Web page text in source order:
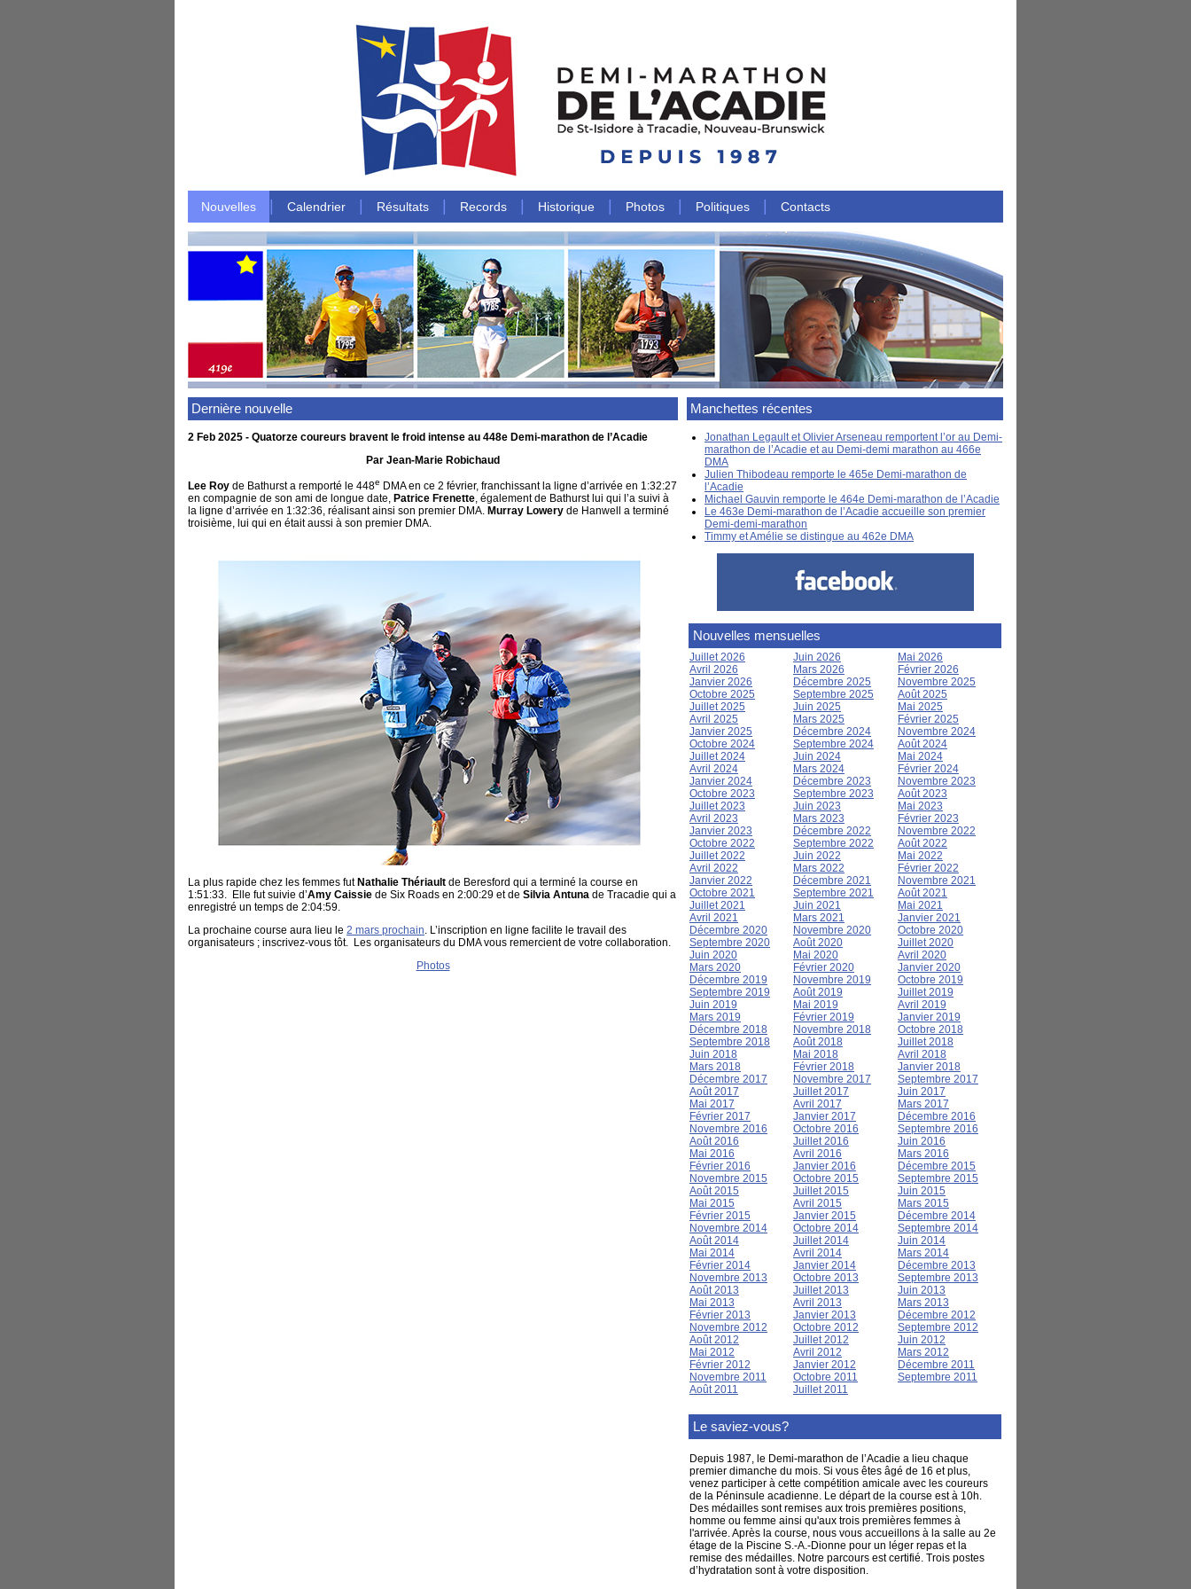
Nouvelles Calendrier Résultats Records Historique Photos Politiques Contacts
Dernière nouvelle Manchettes récentes
2 Feb 2025 - Quatorze coureurs bravent le froid intense au 448e Demi-marathon de l’Acadie
Par Jean-Marie Robichaud
Lee Roy de Bathurst a remporté le 448e DMA en ce 2 février, franchissant la ligne d’arrivée en 1:32:27
en compagnie de son ami de longue date, Patrice Frenette, également de Bathurst lui qui l’a suivi à
la ligne d’arrivée en 1:32:36, réalisant ainsi son premier DMA. Murray Lowery de Hanwell a terminé
troisième, lui qui en était aussi à son premier DMA.
La plus rapide chez les femmes fut Nathalie Thériault de Beresford qui a terminé la course en
1:51:33. Elle fut suivie d’Amy Caissie de Six Roads en 2:00:29 et de Silvia Antuna de Tracadie qui a
enregistré un temps de 2:04:59.
La prochaine course aura lieu le 2 mars prochain. L’inscription en ligne facilite le travail des
organisateurs ; inscrivez-vous tôt. Les organisateurs du DMA vous remercient de votre collaboration.
Photos
Jonathan Legault et Olivier Arseneau remportent l’or au Demi-
marathon de l’Acadie et au Demi-demi marathon au 466e
DMA
Julien Thibodeau remporte le 465e Demi-marathon de
l’Acadie
Michael Gauvin remporte le 464e Demi-marathon de l’Acadie
Le 463e Demi-marathon de l’Acadie accueille son premier
Demi-demi-marathon
Timmy et Amélie se distingue au 462e DMA
Nouvelles mensuelles
Juillet 2026 Juin 2026
Mai 2026
Avril 2026
Mars 2026
Février 2026
Janvier 2026
Décembre 2025
Novembre 2025
Octobre 2025
Septembre 2025
Août 2025
Juillet 2025
Juin 2025
Mai 2025
Avril 2025
Mars 2025
Février 2025
Janvier 2025
Décembre 2024
Novembre 2024
Octobre 2024
Septembre 2024
Août 2024
Juillet 2024
Juin 2024
Mai 2024
Avril 2024
Mars 2024
Février 2024
Janvier 2024
Décembre 2023
Novembre 2023
Octobre 2023
Septembre 2023
Août 2023
Juillet 2023
Juin 2023
Mai 2023
Avril 2023
Mars 2023
Février 2023
Janvier 2023
Décembre 2022
Novembre 2022
Octobre 2022
Septembre 2022
Août 2022
Juillet 2022
Juin 2022
Mai 2022
Avril 2022
Mars 2022
Février 2022
Janvier 2022
Décembre 2021
Novembre 2021
Octobre 2021
Septembre 2021
Août 2021
Juillet 2021
Juin 2021
Mai 2021
Avril 2021
Mars 2021
Janvier 2021
Décembre 2020
Novembre 2020
Octobre 2020
Septembre 2020
Août 2020
Juillet 2020
Juin 2020
Mai 2020
Avril 2020
Mars 2020
Février 2020
Janvier 2020
Décembre 2019
Novembre 2019
Octobre 2019
Septembre 2019
Août 2019
Juillet 2019
Juin 2019
Mai 2019
Avril 2019
Mars 2019
Février 2019
Janvier 2019
Décembre 2018
Novembre 2018
Octobre 2018
Septembre 2018
Août 2018
Juillet 2018
Juin 2018
Mai 2018
Avril 2018
Mars 2018
Février 2018
Janvier 2018
Décembre 2017
Novembre 2017
Septembre 2017
Août 2017
Juillet 2017
Juin 2017
Mai 2017
Avril 2017
Mars 2017
Février 2017
Janvier 2017
Décembre 2016
Novembre 2016
Octobre 2016
Septembre 2016
Août 2016
Juillet 2016
Juin 2016
Mai 2016
Avril 2016
Mars 2016
Février 2016
Janvier 2016
Décembre 2015
Novembre 2015
Octobre 2015
Septembre 2015
Août 2015
Juillet 2015
Juin 2015
Mai 2015
Avril 2015
Mars 2015
Février 2015
Janvier 2015
Décembre 2014
Novembre 2014
Octobre 2014
Septembre 2014
Août 2014
Juillet 2014
Juin 2014
Mai 2014
Avril 2014
Mars 2014
Février 2014
Janvier 2014
Décembre 2013
Novembre 2013
Octobre 2013
Septembre 2013
Août 2013
Juillet 2013
Juin 2013
Mai 2013
Avril 2013
Mars 2013
Février 2013
Janvier 2013
Décembre 2012
Novembre 2012
Octobre 2012
Septembre 2012
Août 2012
Juillet 2012
Juin 2012
Mai 2012
Avril 2012
Mars 2012
Février 2012
Janvier 2012
Décembre 2011
Novembre 2011
Octobre 2011
Septembre 2011
Août 2011
Juillet 2011
Le saviez-vous?
Depuis 1987, le Demi-marathon de l’Acadie a lieu chaque
premier dimanche du mois. Si vous êtes âgé de 16 et plus,
venez participer à cette compétition amicale avec les coureurs
de la Péninsule acadienne. Le départ de la course est à 10h.
Des médailles sont remises aux trois premières positions,
homme ou femme ainsi qu'aux trois premières femmes à
l'arrivée. Après la course, nous vous accueillons à la salle au 2e
étage de la Piscine S.-A.-Dionne pour un léger repas et la
remise des médailles. Notre parcours est certifié. Trois postes
d’hydratation sont à votre disposition.